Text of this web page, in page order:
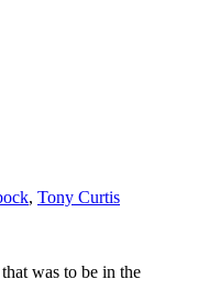
, Tony Curtis
was to be in the